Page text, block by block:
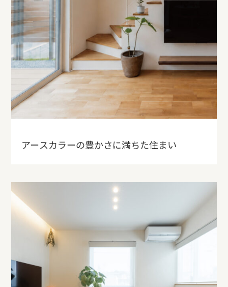
アースカラーの豊かさに満ちた住まい